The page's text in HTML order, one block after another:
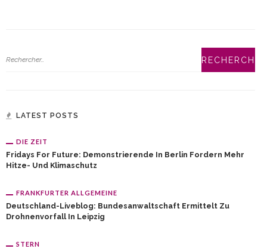
LATEST POSTS
DIE ZEIT
Fridays For Future: Demonstrierende In Berlin Fordern Mehr
Hitze- Und Klimaschutz
FRANKFURTER ALLGEMEINE
Deutschland-Liveblog: Bundesanwaltschaft Ermittelt Zu
Drohnenvorfall In Leipzig
STERN